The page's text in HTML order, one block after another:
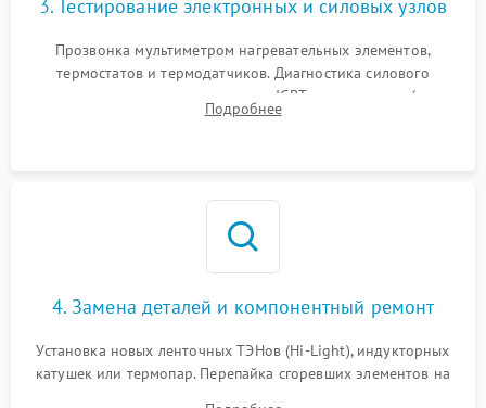
3. Тестирование электронных и силовых узлов
Прозвонка мультиметром нагревательных элементов,
термостатов и термодатчиков. Диагностика силового
модуля, реле, диодных мостов и IGBT-транзисторов (для
индукции). Проверка кранов и газ-контроля (для газовых
Подробнее
4. Замена деталей и компонентный ремонт
Установка новых ленточных ТЭНов (Hi-Light), индукторных
катушек или термопар. Перепайка сгоревших элементов на